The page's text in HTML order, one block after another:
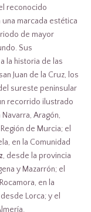
reconocido
marcada estética
de mayor
Sus
la historia de las
Juan de la Cruz, los
sureste peninsular
recorrido ilustrado
Aragón,
de Murcia; el
en la Comunidad
, desde la provincia
y Mazarrón; el
en la
desde Lorca; y el